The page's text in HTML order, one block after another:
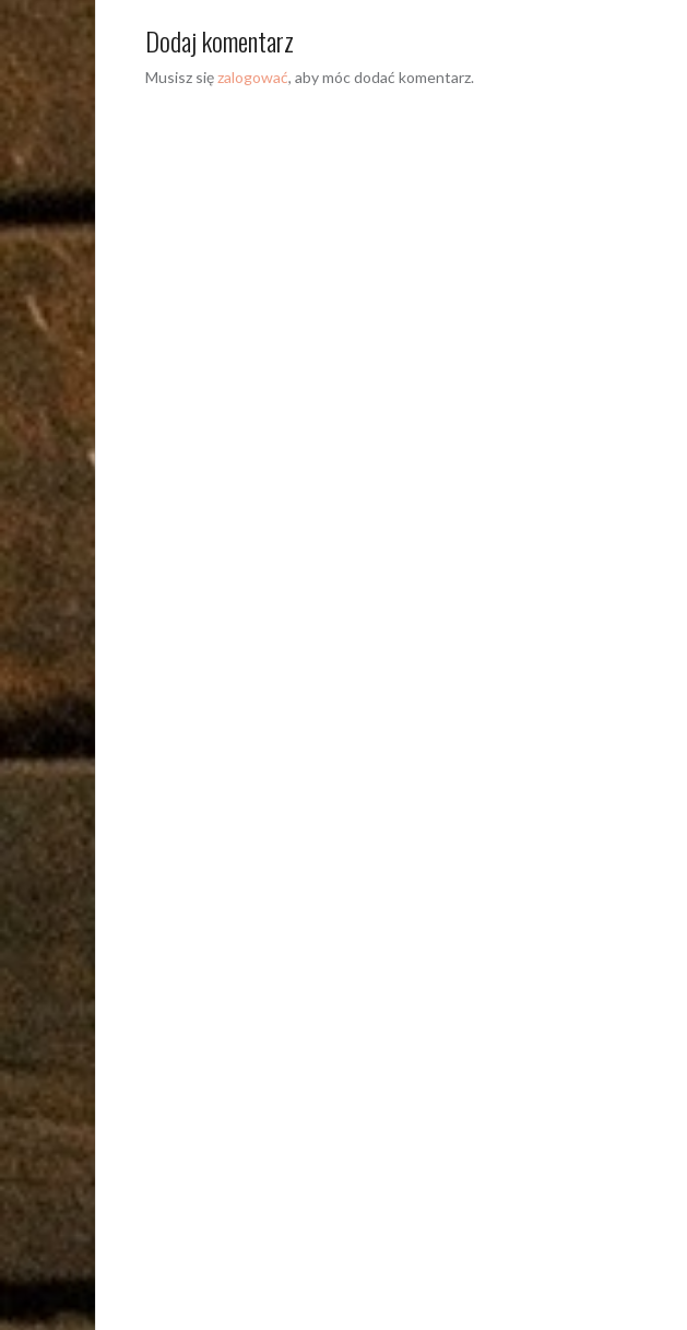
Dodaj komentarz
Musisz sięzalogować, aby móc dodać komentarz.